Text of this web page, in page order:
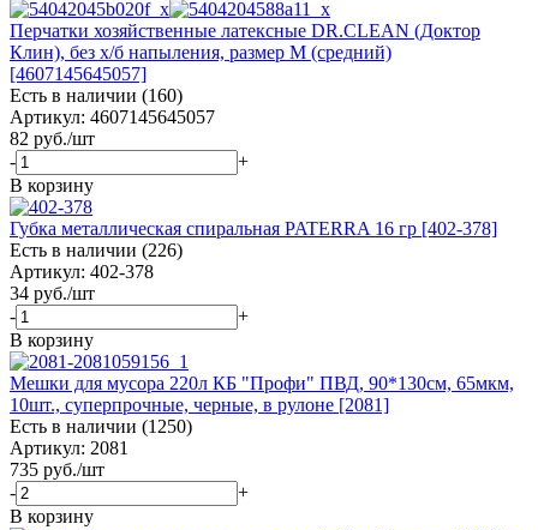
Перчатки хозяйственные латексные DR.CLEAN (Доктор
Клин), без х/б напыления, размер М (средний)
[4607145645057]
Есть в наличии (160)
Артикул: 4607145645057
82 руб./шт
-
+
В корзину
Губка металлическая спиральная PATERRA 16 гр [402-378]
Есть в наличии (226)
Артикул: 402-378
34 руб./шт
-
+
В корзину
Мешки для мусора 220л КБ "Профи" ПВД, 90*130см, 65мкм,
10шт., суперпрочные, черные, в рулоне [2081]
Есть в наличии (1250)
Артикул: 2081
735 руб./шт
-
+
В корзину